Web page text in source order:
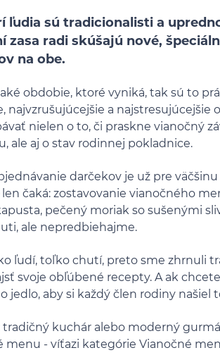
ľudia sú tradicionalisti a
zasa radi skúšajú nové,
na obe.
obdobie, ktoré vyniká, tak sú to
najvzrušujúcejšie a
nielen o to, či praskne vianočný
ale aj o stav rodinnej pokladnice.
darčekov je už pre
len čaká: zostavovanie vianočného
pečený moriak so sušenými
ale nepredbiehajme.
ľudí, toľko chutí, preto sme zhrnuli
svoje obľúbené recepty. A ak
jedlo, aby si každý člen rodiny
tradičný kuchár alebo moderný
menu - víťazi kategórie Vianočné